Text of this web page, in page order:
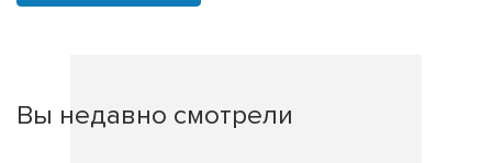
Вы недавно смотрели